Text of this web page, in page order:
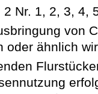
2 Nr. 1, 2, 3, 4,
von
oder ähnlich